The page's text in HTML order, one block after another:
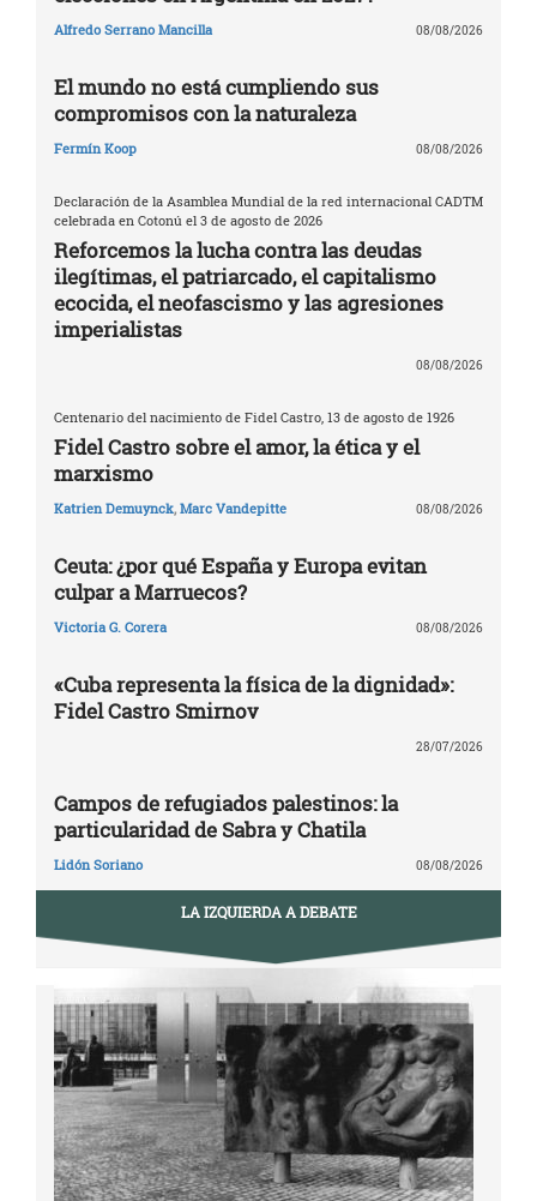
Alfredo Serrano Mancilla 08/08/2026
El mundo no está cumpliendo sus
compromisos con la naturaleza
Fermín Koop 08/08/2026
Declaración de la Asamblea Mundial de la red internacional CADTM
celebrada en Cotonú el 3 de agosto de 2026
Reforcemos la lucha contra las deudas
ilegítimas, el patriarcado, el capitalismo
ecocida, el neofascismo y las agresiones
imperialistas
08/08/2026
Centenario del nacimiento de Fidel Castro, 13 de agosto de 1926
Fidel Castro sobre el amor, la ética y el
marxismo
Katrien Demuynck, Marc Vandepitte 08/08/2026
Ceuta: ¿por qué España y Europa evitan
culpar a Marruecos?
Victoria G. Corera 08/08/2026
«Cuba representa la física de la dignidad»:
Fidel Castro Smirnov
28/07/2026
Campos de refugiados palestinos: la
particularidad de Sabra y Chatila
Lidón Soriano 08/08/2026
LA IZQUIERDA A DEBATE